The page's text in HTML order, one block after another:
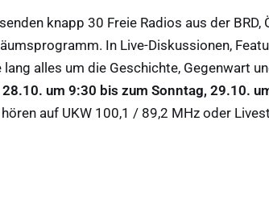
senden knapp 30 Freie Radios aus der
In Live-Diskussionen,
alles um die Geschichte, Gegenwart
um 9:30 bis zum Sonntag, 29.10.
auf UKW 100,1 / 89,2 MHz oder